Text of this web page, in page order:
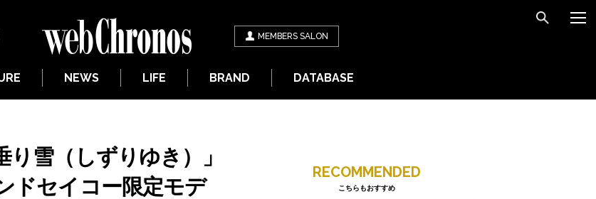
MEMBERS SALON
NEWS LIFE BRAND DATABASE
雪（しずりゆき）」
ドセイコー限定モデ
RECOMMENDED
こちらもおすすめ